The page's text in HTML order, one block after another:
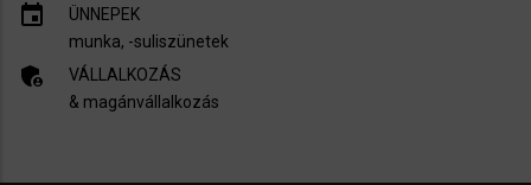
insert_invitation
ÜNNEPEK
munka, -suliszünetek
admin_panel_settings
VÁLLALKOZÁS
& magánvállalkozás